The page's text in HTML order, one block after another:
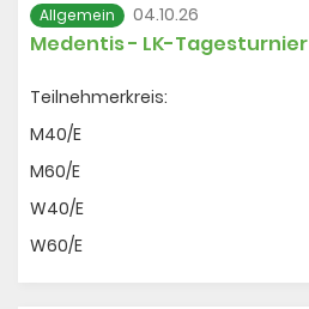
Allgemein 04.10.26
Medentis - LK-Tagesturnier
Teilnehmerkreis:
M40/E
M60/E
W40/E
W60/E